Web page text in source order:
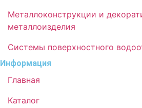
Металлоконструкции и
металлоизделия
Системы поверхностного
Информация
Главная
Каталог